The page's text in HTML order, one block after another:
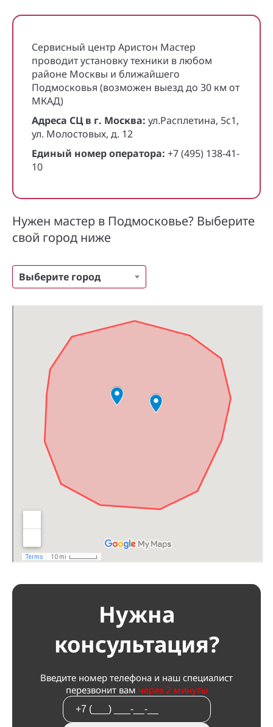
Сервисный центр Аристон Мастер
проводит установку техники в любом
районе Москвы и ближайшего
Подмосковья (возможен выезд до 30 км от
МКАД)
Адреса СЦ в г. Москва: ул.Расплетина, 5с1,
ул. Молостовых, д. 12
Единый номер оператора: +7 (495) 138-41-
10
Нужен мастер в Подмосковье? Выберите
свой город ниже
Выберите город
Нужна
консультация?
Введите номер телефона и наш специалист
перезвонит вам через 2 минуты